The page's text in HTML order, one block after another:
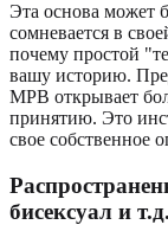
Эта основа может
сомневается в
почему простой
вашу историю.
МРВ открывает
принятию. Это
свое собственное
бисексуал и т.д.